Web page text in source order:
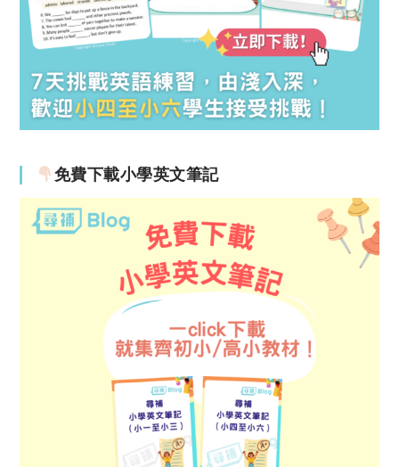
免費下載小學英文筆記